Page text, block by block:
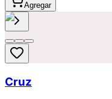
Agregar
Cruz